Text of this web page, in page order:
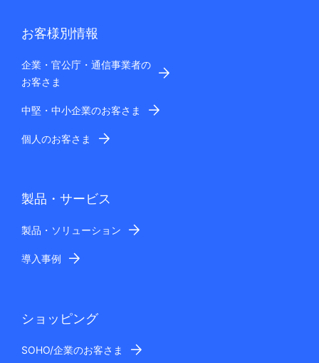
お客様別情報
企業・官公庁・通信事業者の
お客さま
中堅・中小企業のお客さま
個人のお客さま
製品・サービス
製品・ソリューション
導入事例
ショッピング
SOHO/企業のお客さま